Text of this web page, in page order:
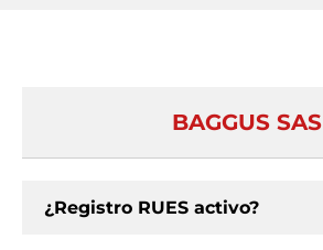
BAGGUS SAS
¿Registro RUES activo?